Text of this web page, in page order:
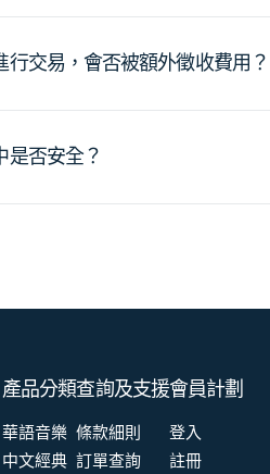
交易，會否被額外徵收費用？
是否安全？
產品分類
華語音樂
中文經典
查詢及支援
條款細則
訂單查詢
會員計劃
登入
註冊